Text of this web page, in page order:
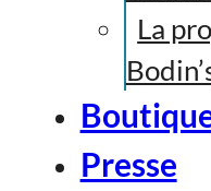
La
Presse